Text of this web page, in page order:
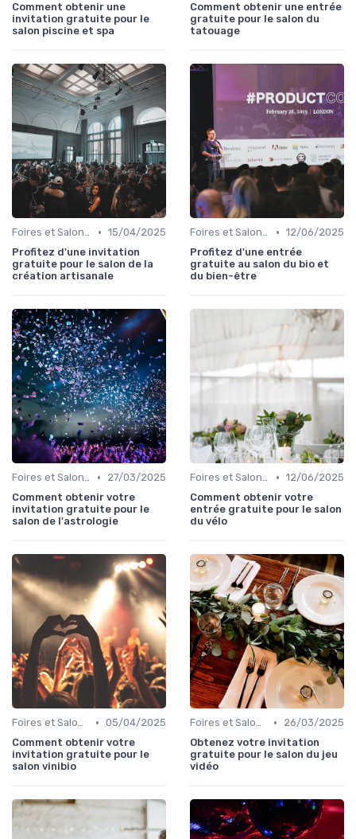
Comment obtenir une
invitation gratuite pour le
salon piscine et spa
Comment obtenir une entrée
gratuite pour le salon du
tatouage
Foires et Salons Grand Public • 15/04/2025
Profitez d'une invitation
gratuite pour le salon de la
création artisanale
Foires et Salons Grand Public • 12/06/2025
Profitez d'une entrée
gratuite au salon du bio et
du bien-être
Foires et Salons Grand Public •
27/03/2025
Comment obtenir votre
invitation gratuite pour le
salon de l'astrologie
Foires et Salons Grand Public • 12/06/2025
Comment obtenir votre
entrée gratuite pour le salon
du vélo
Foires et Salons Grand Public • 05/04/2025
Comment obtenir votre
invitation gratuite pour le
salon vinibio
Foires et Salons Grand Public •
26/03/2025
Obtenez votre invitation
gratuite pour le salon du jeu
vidéo